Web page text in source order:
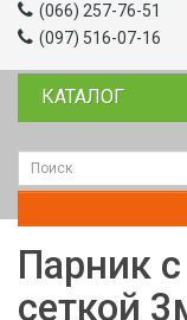
(066) 257-76-51
(097) 516-07-16
КАТАЛОГ
Парник
сеткой